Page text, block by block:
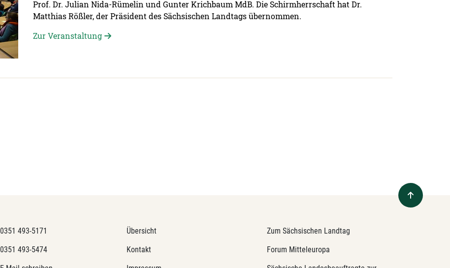
Prof. Dr. Julian Nida-Rümelin und Gunter Krichbaum MdB. Die Schirmherrschaft hat Dr.
Matthias Rößler, der Präsident des Sächsischen Landtags übernommen.
Zur Veranstaltung
0351 493-5171
0351 493-5474
Übersicht
Kontakt
Zum Sächsischen Landtag
Forum Mitteleuropa